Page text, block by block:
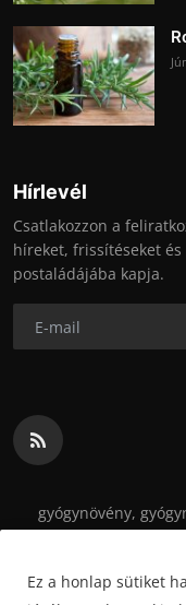
Hírlevél
Csatlakozzon a
híreket, frissítéseket
postaládájába kapja.
gyógynövény,
egészség, kert,
Ez a honlap sütiket